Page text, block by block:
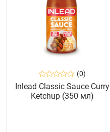
(0)
Inlead Classic Sauce Curry
Ketchup (350 мл)